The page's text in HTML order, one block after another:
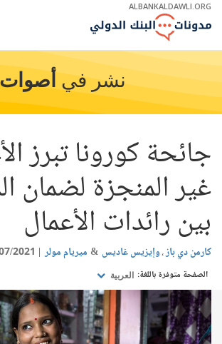
Skip
Main
ALBANKALDAWLI.ORG
نشر في أصوات
جائحة كورونا تبرز
غير المنجزة لضمان
بين رائدات الأعمال
كارمن دي باز وإيزيس غاديس ميريام مولر 2021
الصفحة متوفرة باللغة: العربية